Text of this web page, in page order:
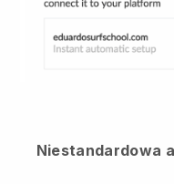
Niestandardowa